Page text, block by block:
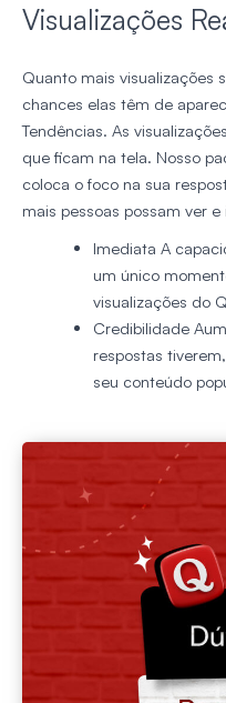
Visualizações
Quanto mais visualizações
chances elas têm de
Tendências. As
que ficam na tela. Nosso
coloca o foco na sua
mais pessoas possam ver
Imediata A
um único
visualizações do
Credibilidade
respostas
seu conteúdo